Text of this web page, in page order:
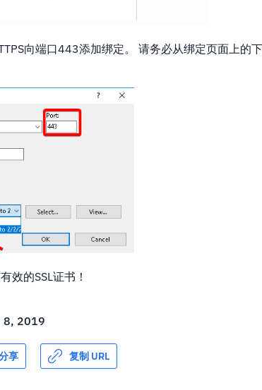
向端口443添加绑定。 请务必从绑定页面上的
效的SSL证书！
8, 2019
享 复制 URL